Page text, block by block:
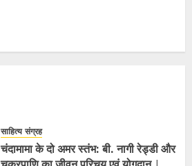
साहित्य संग्रह
चंदामामा के दो अमर स्तंभ: बी. नागी रेड्डी और